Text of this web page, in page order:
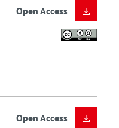
Open Access
Open Access